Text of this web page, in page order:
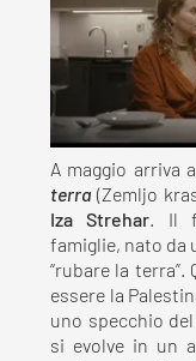
A maggio arriva
terra(Zemljo
Iza Strehar. Il
famiglie, nato da
“rubare la
essere la
uno specchio
si evolve in un